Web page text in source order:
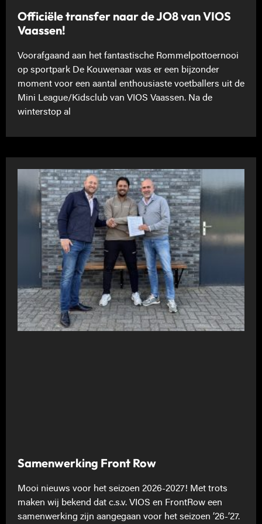
Officiële transfer naar de JO8 van VIOS
Vaassen!
Voorafgaand aan het fantastische Rommelpottoernooi
op sportpark De Kouwenaar was er een bijzonder
moment voor een aantal enthousiaste voetballers uit de
Mini League/Kidsclub van VIOS Vaassen. Na de
winterstop al
Samenwerking Front Row
Mooi nieuws voor het seizoen 2026-2027! Met trots
maken wij bekend dat c.s.v. VIOS en FrontRow een
samenwerking zijn aangegaan voor het seizoen ’26-’27.